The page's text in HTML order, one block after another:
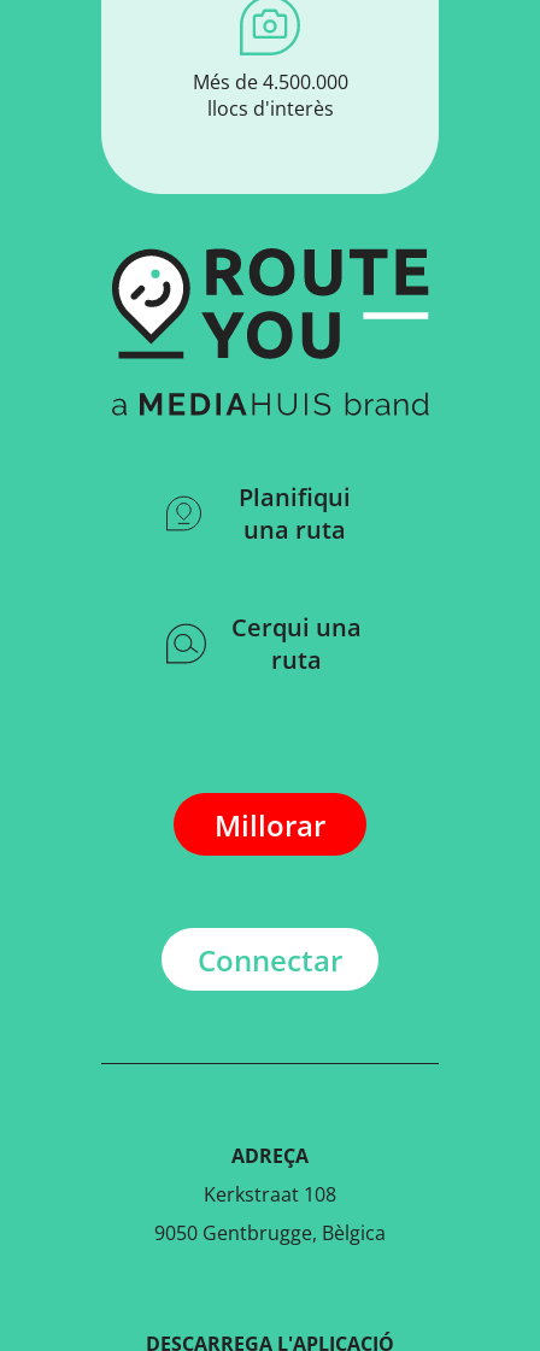
Més de 4.500.000
llocs d'interès
Planifiqui
una ruta
Cerqui una
ruta
Millorar
Connectar
ADREÇA
Kerkstraat 108
9050 Gentbrugge, Bèlgica
DESCARREGA L'APLICACIÓ